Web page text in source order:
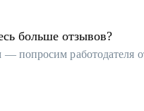
больше отзывов?
— попросим работодателя